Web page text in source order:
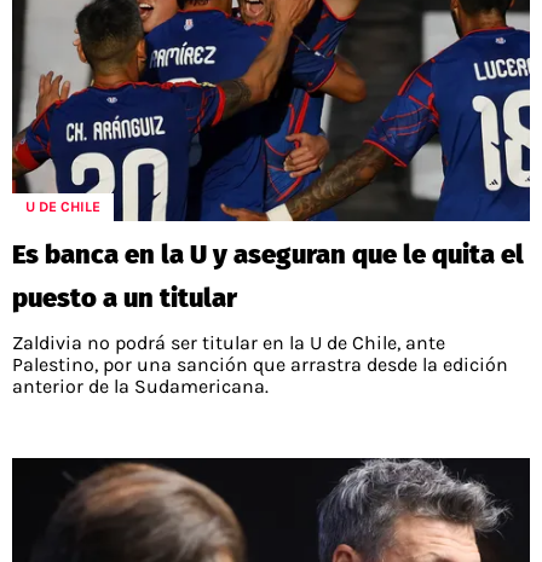
U DE CHILE
Es banca en la U y aseguran que le quita el
puesto a un titular
Zaldivia no podrá ser titular en la U de Chile, ante
Palestino, por una sanción que arrastra desde la edición
anterior de la Sudamericana.